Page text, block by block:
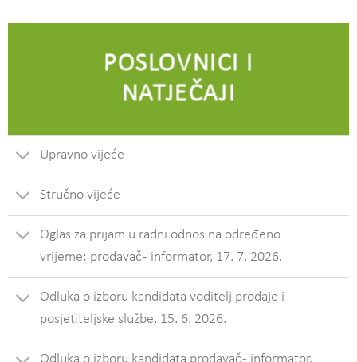
POSLOVNICI I
NATJEČAJI
Upravno vijeće
Stručno vijeće
Oglas za prijam u radni odnos na određeno
vrijeme: prodavač - informator, 17. 7. 2026.
Odluka o izboru kandidata voditelj prodaje i
posjetiteljske službe, 15. 6. 2026.